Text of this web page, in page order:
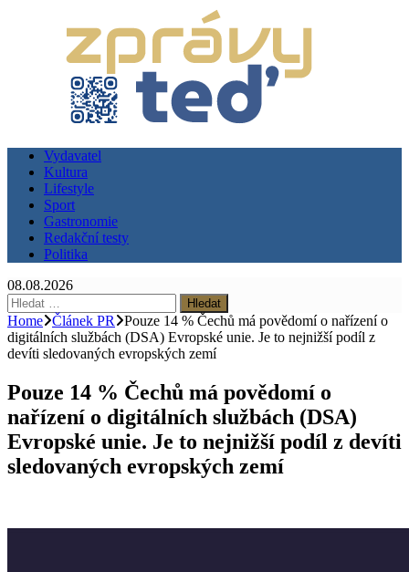
Vydavatel
Kultura
Lifestyle
Sport
Gastronomie
Redakční testy
Politika
08.08.2026
Vyhledávání
Home Článek PR
Pouze 14 % Čechů má povědomí o nařízení o
digitálních službách (DSA) Evropské unie. Je to nejnižší podíl z
devíti sledovaných evropských zemí
Pouze 14 % Čechů má povědomí o
nařízení o digitálních službách (DSA)
Evropské unie. Je to nejnižší podíl z devíti
sledovaných evropských zemí